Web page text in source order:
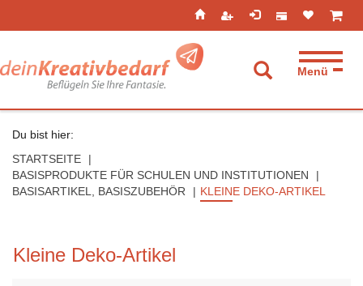
ist leerist
Menü
Du bist hier:
STARTSEITE
BASISPRODUKTE FÜR SCHULEN UND INSTITUTIONEN
BASISARTIKEL, BASISZUBEHÖR
KLEINE DEKO-ARTIKEL
Kleine Deko-Artikel